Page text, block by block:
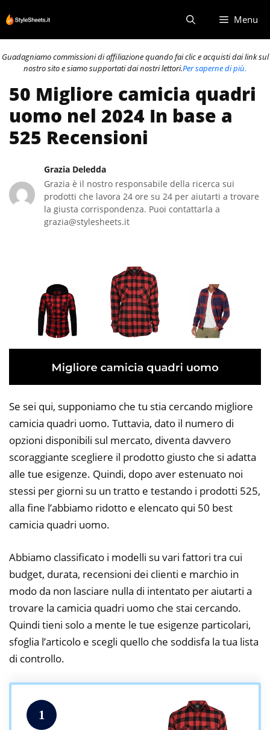
al
contenuto
Menu
Guadagniamo commissioni di affiliazione quando fai clic e acquisti dai link sul
nostro sito e siamo supportati dai nostri lettori.Per saperne di più.
50 Migliore camicia quadri
uomo nel 2024 In base a
525 Recensioni
Grazia Deledda
Grazia è il nostro responsabile della ricerca sui
prodotti che lavora 24 ore su 24 per aiutarti a trovare
la giusta corrispondenza. Puoi contattarla a
grazia@stylesheets.it
Se sei qui, supponiamo che tu stia cercando migliore
camicia quadri uomo. Tuttavia, dato il numero di
opzioni disponibili sul mercato, diventa davvero
scoraggiante scegliere il prodotto giusto che si adatta
alle tue esigenze. Quindi, dopo aver estenuato noi
stessi per giorni su un tratto e testando i prodotti 525,
alla fine l’abbiamo ridotto e elencato qui 50 best
camicia quadri uomo.
Abbiamo classificato i modelli su vari fattori tra cui
budget, durata, recensioni dei clienti e marchio in
modo da non lasciare nulla di intentato per aiutarti a
trovare la camicia quadri uomo che stai cercando.
Quindi tieni solo a mente le tue esigenze particolari,
sfoglia l’articolo e scegli quello che soddisfa la tua lista
di controllo.
1